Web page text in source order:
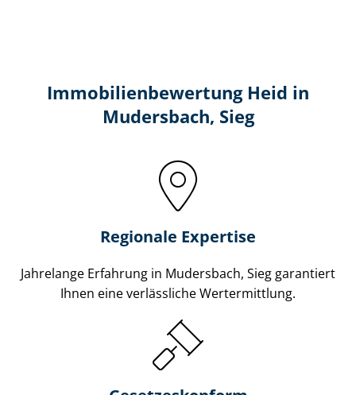
Immobilien­bewertung Heid in
Mudersbach, Sieg
Regionale Expertise
Jahrelange Erfahrung in Mudersbach, Sieg garantiert
Ihnen eine verlässliche Wertermittlung.